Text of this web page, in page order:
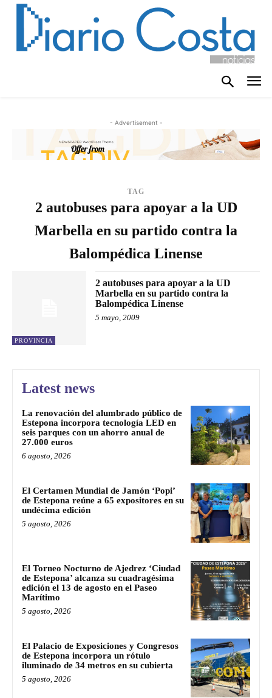
- Advertisement -
TAG
2 autobuses para apoyar a la UD
Marbella en su partido contra la
Balompédica Linense
PROVINCIA
2 autobuses para apoyar a la UD
Marbella en su partido contra la
Balompédica Linense
5 mayo, 2009
Latest news
La renovación del alumbrado público de
Estepona incorpora tecnología LED en
seis parques con un ahorro anual de
27.000 euros
6 agosto, 2026
El Certamen Mundial de Jamón ‘Popi’
de Estepona reúne a 65 expositores en su
undécima edición
5 agosto, 2026
El Torneo Nocturno de Ajedrez ‘Ciudad
de Estepona’ alcanza su cuadragésima
edición el 13 de agosto en el Paseo
Marítimo
5 agosto, 2026
El Palacio de Exposiciones y Congresos
de Estepona incorpora un rótulo
iluminado de 34 metros en su cubierta
5 agosto, 2026